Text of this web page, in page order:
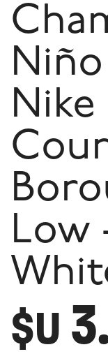
Niño
Nike
Low
$U